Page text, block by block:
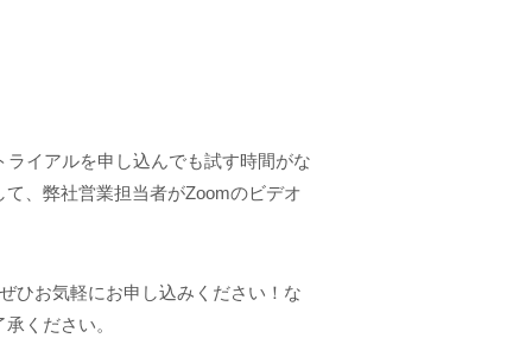
イアルを申し込んでも試す時間がな
、弊社営業担当者がZoomのビデオ
ひお気軽にお申し込みください！な
ください。